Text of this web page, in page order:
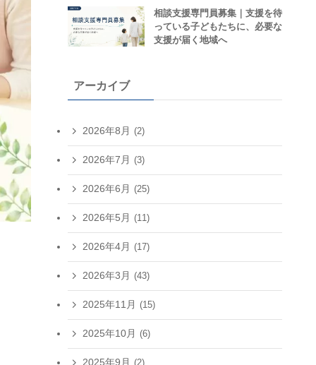
相談支援専門員募集｜支援を待
っている子どもたちに、必要な
支援が届く地域へ
アーカイブ
2026年8月 (2)
2026年7月 (3)
2026年6月 (25)
2026年5月 (11)
2026年4月 (17)
2026年3月 (43)
2025年11月 (15)
2025年10月 (6)
2025年9月 (2)